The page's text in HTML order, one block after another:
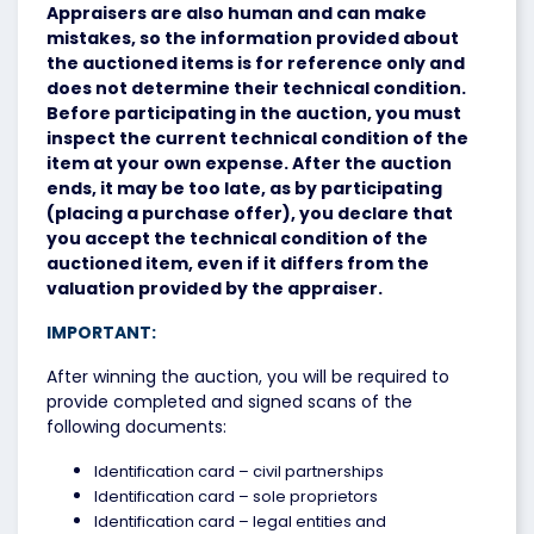
Appraisers are also human and can make
mistakes, so the information provided about
the auctioned items is for reference only and
does not determine their technical condition.
Before participating in the auction, you must
inspect the current technical condition of the
item at your own expense. After the auction
ends, it may be too late, as by participating
(placing a purchase offer), you declare that
you accept the technical condition of the
auctioned item, even if it differs from the
valuation provided by the appraiser.
IMPORTANT:
After winning the auction, you will be required to
provide completed and signed scans of the
following documents:
Identification card – civil partnerships
Identification card – sole proprietors
Identification card – legal entities and